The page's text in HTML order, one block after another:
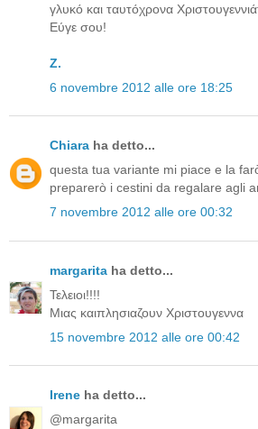
γλυκό και ταυτόχρονα
Εύγε σου!
Z.
6 novembre 2012 alle ore 18:25
Chiara ha detto...
questa tua variante mi piace e la
preparerò i cestini da regalare agli
7 novembre 2012 alle ore 00:32
margarita ha detto...
Τελειοι!!!!
Μιας καιπλησιαζουν Χριστουγεννα
15 novembre 2012 alle ore 00:42
Irene ha detto...
@margarita